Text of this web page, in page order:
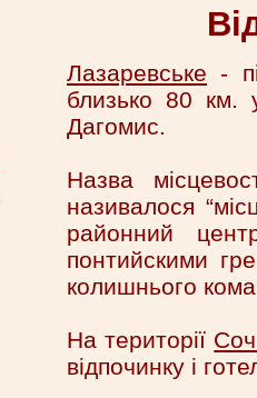
Лазаревське -
близько 80 км.
Дагомис.
Назва
називалося
районний
понтийскими
колишнього
На території
відпочинку і